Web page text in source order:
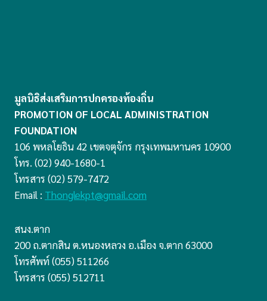
มูลนิธิส่งเสริมการปกครองท้องถิ่น
PROMOTION OF LOCAL ADMINISTRATION
FOUNDATION
106 พหลโยธิน 42 เขตจตุจักร กรุงเทพมหานคร 10900
โทร. (02) 940-1680-1
โทรสาร (02) 579-7472
Email : Thonglekpt@gmail.com
สนง.ตาก
200 ถ.ตากสิน ต.หนองหลวง อ.เมือง จ.ตาก 63000
โทรศัพท์ (055) 511266
โทรสาร (055) 512711